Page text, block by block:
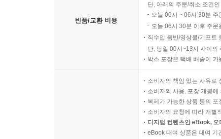
반품/교환 비용
단, 아래의 주문/취소 조건
오늘 00시 ~ 06시 30분
오늘 06시 30분 이후 주
직수입 음반/영상물/기프트
단, 당일 00시~13시 사이의
박스 포장은 택배 배송이
소비자의 책임 있는 사유로
소비자의 사용, 포장 개봉
복제가 가능한 상품 등의
소비자의 요청에 따라 개별
디지털 컨텐츠인 eBook,
eBook 대여 상품은 대여 기